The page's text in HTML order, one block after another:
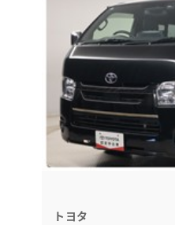
トヨタ